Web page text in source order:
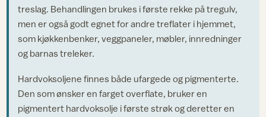
treslag. Behandlingen brukes i første rekke på tregulv,
men er også godt egnet for andre treflater i hjemmet,
som kjøkkenbenker, veggpaneler, møbler, innredninger
og barnas treleker.
Hardvoksoljene finnes både ufargede og pigmenterte.
Den som ønsker en farget overflate, bruker en
pigmentert hardvoksolje i første strøk og deretter en